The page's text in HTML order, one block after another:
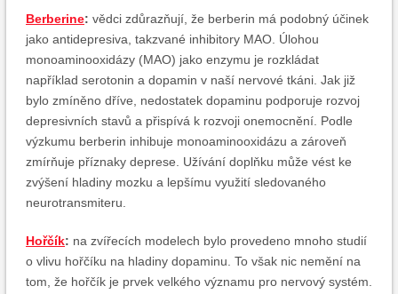
Berberine: vědci zdůrazňují, že berberin má podobný účinek
jako antidepresiva, takzvané inhibitory MAO. Úlohou
monoaminooxidázy (MAO) jako enzymu je rozkládat
například serotonin a dopamin v naší nervové tkáni. Jak již
bylo zmíněno dříve, nedostatek dopaminu podporuje rozvoj
depresivních stavů a ​​přispívá k rozvoji onemocnění. Podle
výzkumu berberin inhibuje monoaminooxidázu a zároveň
zmírňuje příznaky deprese. Užívání doplňku může vést ke
zvýšení hladiny mozku a lepšímu využití sledovaného
neurotransmiteru.
Hořčík: na zvířecích modelech bylo provedeno mnoho studií
o vlivu hořčíku na hladiny dopaminu. To však nic nemění na
tom, že hořčík je prvek velkého významu pro nervový systém.